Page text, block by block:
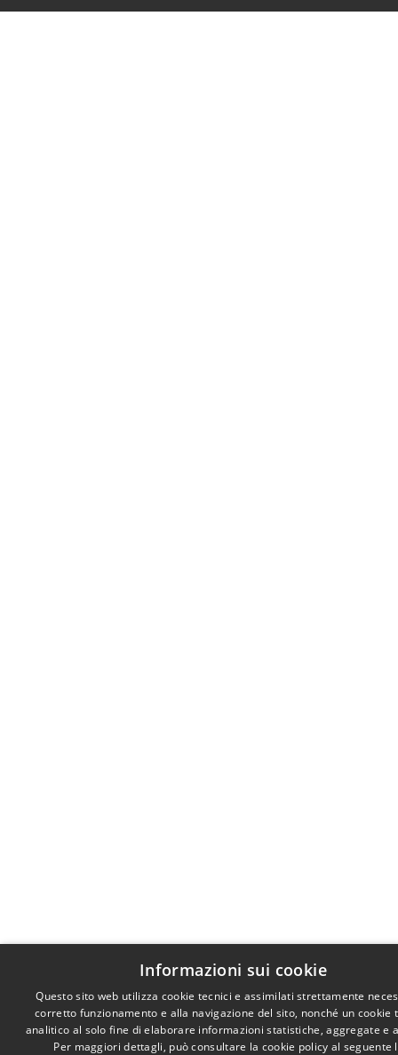
Informazioni sui cookie
Questo sito web utilizza cookie tecnici e assimilati strettamente
corretto funzionamento e alla navigazione del sito, nonché un cookie
analitico al solo fine di elaborare informazioni statistiche, aggregate e
Per maggiori dettagli, può consultare la cookie policy al seguente